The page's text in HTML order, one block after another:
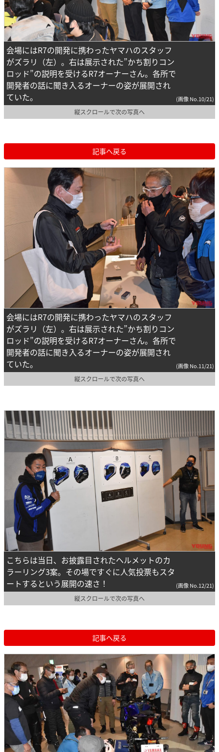
会場にはR7の開発に携わったヤマハのスタッフ
がズラリ（左）。右は展示された”かち割りコン
ロッド”の説明を受けるR7オーナーさん。各所で
開発者の話に聞き入るオーナーの姿が展開され
ていた。
(画像 No.10/21)
縦スクロールで次の写真へ
記事へ戻る
会場にはR7の開発に携わったヤマハのスタッフ
がズラリ（左）。右は展示された”かち割りコン
ロッド”の説明を受けるR7オーナーさん。各所で
開発者の話に聞き入るオーナーの姿が展開され
ていた。
(画像 No.11/21)
縦スクロールで次の写真へ
こちらは当日、お披露目されたヘルメットのカ
ラーリング3案。その場ですぐに人気投票もスタ
ートするという展開の速さ！
(画像 No.12/21)
縦スクロールで次の写真へ
記事へ戻る